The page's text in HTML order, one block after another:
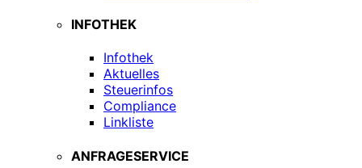
INFOTHEK
Infothek
Aktuelles
Steuerinfos
Compliance
Linkliste
ANFRAGESERVICE